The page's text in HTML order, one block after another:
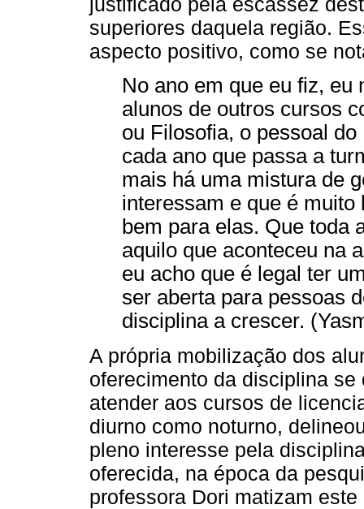
superiores daquela região.
aspecto positivo, como se
No ano em que eu fiz,
alunos de outros cursos
ou Filosofia, o pessoal
cada ano que passa a
mais há uma mistura de
interessam e que é
bem para elas. Que toda
aquilo que aconteceu na
eu acho que é legal ter
ser aberta para pessoas
disciplina a crescer.
A própria mobilização dos
oferecimento da disciplina
atender aos cursos de
diurno como noturno,
pleno interesse pela
oferecida, na época da
professora Dori matizam este